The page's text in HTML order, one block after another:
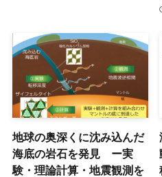
地球の奥深くに沈み込んだ
海底の岩石を発見 ー実
験・理論計算・地震観測を